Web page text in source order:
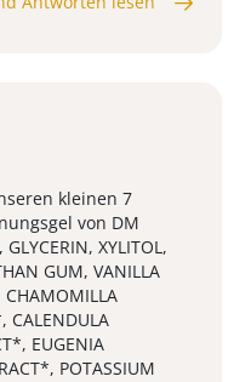
kleinen 7
von DM
XYLITOL,
GUM, VANILLA
CHAMOMILLA
CALENDULA
EUGENIA
POTASSIUM